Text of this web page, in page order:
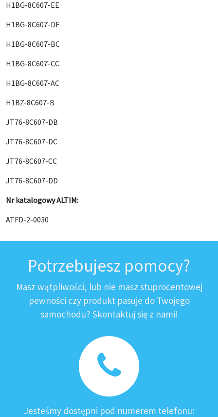
H1BG-8C607-EE
H1BG-8C607-DF
H1BG-8C607-BC
H1BG-8C607-CC
H1BG-8C607-AC
H1BZ-8C607-B
JT76-8C607-DB
JT76-8C607-DC
JT76-8C607-CC
JT76-8C607-DD
Nr katalogowy ALTIM:
ATFD-2-0030
Potrzebujesz pomocy?
Masz wątpliwości, lub nie masz stuprocentowej
pewności czy produkt pasuje do Twojego
samochodu? Skontaktuj się z nami!
Jesteśmy dostępni pod numerem telefonu: